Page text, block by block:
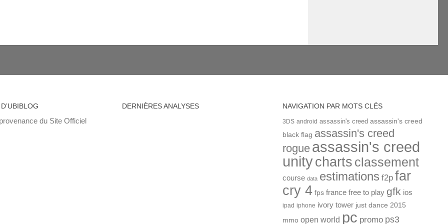
du Site Officiel
DERNIÈRES ANALYSES NAVIGATION PAR MOTS CLÉS
3DS android assassin's creed assassin's creed
black flag assassin's creed
rogue assassin's creed
unitycharts classement
course data estimations f2p far
cry 4 fps france free to play gfk ios
ipad iphone ivory tower just dance 2015
mmo open world pc promo ps3